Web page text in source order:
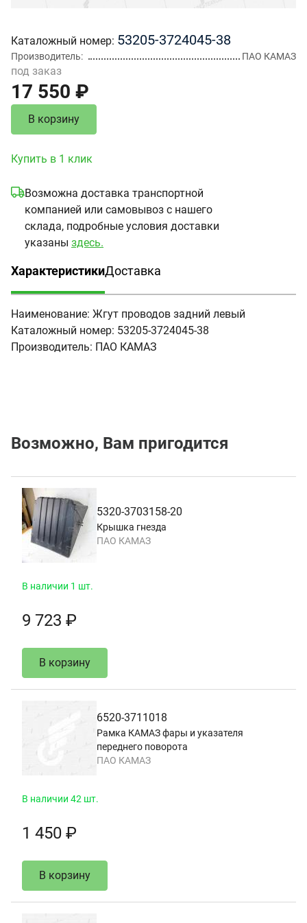
Каталожный номер 53205-3724045-38
Производитель ПАО КАМАЗ
под заказ
17 550 ₽
В корзину
Купить в 1 клик
Возможна доставка транспортной
компанией или самовывоз с нашего
склада, подробные условия доставки
указаны здесь.
Характеристики
(активная вкладка)
Доставка
Наименование: Жгут проводов задний левый
Каталожный номер: 53205-3724045-38
Производитель: ПАО КАМАЗ
Возможно, Вам пригодится
5320-3703158-20
Крышка гнезда
ПАО КАМАЗ
В наличии 1 шт.
9 723 ₽
В корзину
6520-3711018
Рамка КАМАЗ фары и указателя
переднего поворота
ПАО КАМАЗ
В наличии 42 шт.
1 450 ₽
В корзину